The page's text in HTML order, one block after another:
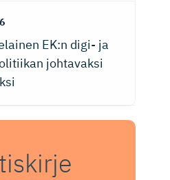
EK:n digi- ja
johtavaksi